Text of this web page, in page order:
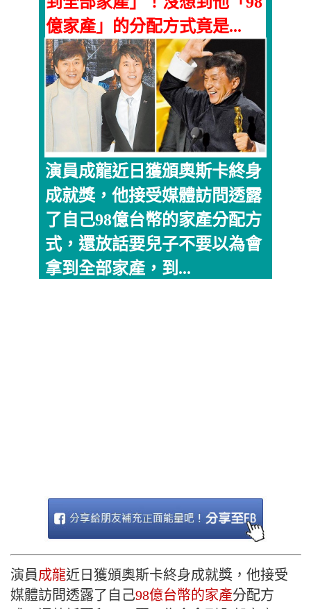
億家產」的分配方式竟是...
演員成龍近日獲頒奧斯卡終身
成就獎，他接受媒體訪問透露
了自己98億台幣的家產分配方
式，還放話要兒子不要以為會
拿到全部家產，到...
演員成龍近日獲頒奧斯卡終身成就獎，他接受
媒體訪問透露了自己98億台幣的家產分配方